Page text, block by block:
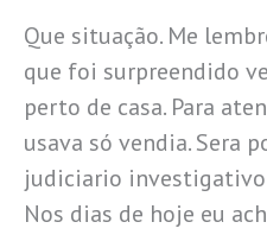
Que situação. Me
que foi surpreendido
perto de casa. Para
usava só vendia. Sera
judiciario investigativo
Nos dias de hoje eu